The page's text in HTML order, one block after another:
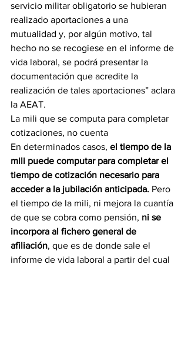
servicio militar obligatorio se hubieran
realizado aportaciones a una
mutualidad y, por algún motivo, tal
hecho no se recogiese en el informe de
vida laboral, se podrá presentar la
documentación que acredite la
realización de tales aportaciones” aclara
la AEAT.
La mili que se computa para completar
cotizaciones, no cuenta
En determinados casos, el tiempo de la
mili puede computar para completar el
tiempo de cotización necesario para
acceder a la jubilación anticipada. Pero
el tiempo de la mili, ni mejora la cuantía
de que se cobra como pensión, ni se
incorpora al fichero general de
afiliación, que es de donde sale el
informe de vida laboral a partir del cual